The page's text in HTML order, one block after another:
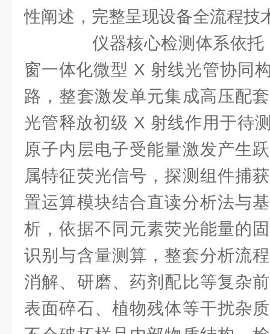
性阐述，完整呈现设备全流程技
仪器核心检测体系依托
窗一体化微型 X 射线光管协同
路，整套激发单元集成高压配
光管释放初级 X 射线作用于待
原子内层电子受能量激发产生
属特征荧光信号，探测组件捕
置运算模块结合直读分析法与
析，依据不同元素荧光能量的
识别与含量测算，整套分析流
消解、研磨、药剂配比等复杂
表面碎石、植物残体等干扰杂